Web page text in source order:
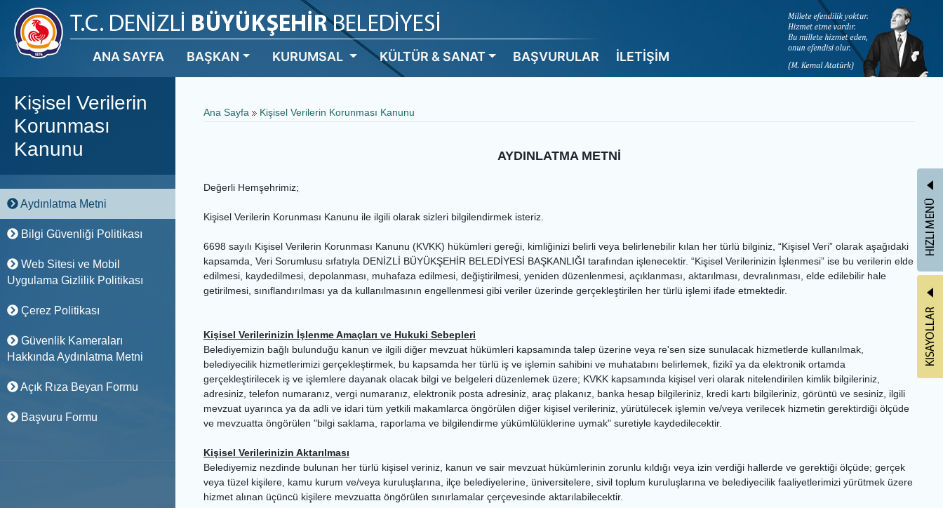
ANA SAYFA BAŞKAN KURUMSAL KÜLTÜR & SANAT BAŞVURULAR İLETİŞİM
Kişisel Verilerin
Korunması
Kanunu
Aydınlatma Metni
Bilgi Güvenliği Politikası
Web Sitesi ve Mobil
Uygulama Gizlilik Politikası
Çerez Politikası
Güvenlik Kameraları
Hakkında Aydınlatma Metni
Açık Rıza Beyan Formu
Başvuru Formu
Ana Sayfa Kişisel Verilerin Korunması Kanunu
AYDINLATMA METNİ
Değerli Hemşehrimiz;
Kişisel Verilerin Korunması Kanunu ile ilgili olarak sizleri bilgilendirmek isteriz.
6698 sayılı Kişisel Verilerin Korunması Kanunu (KVKK) hükümleri gereği, kimliğinizi belirli veya belirlenebilir kılan her türlü bilginiz, “Kişisel Veri” olarak aşağıdaki
kapsamda, Veri Sorumlusu sıfatıyla DENİZLİ BÜYÜKŞEHİR BELEDİYESİ BAŞKANLIĞI tarafından işlenecektir. “Kişisel Verilerinizin İşlenmesi” ise bu verilerin elde
edilmesi, kaydedilmesi, depolanması, muhafaza edilmesi, değiştirilmesi, yeniden düzenlenmesi, açıklanması, aktarılması, devralınması, elde edilebilir hale
getirilmesi, sınıflandırılması ya da kullanılmasının engellenmesi gibi veriler üzerinde gerçekleştirilen her türlü işlemi ifade etmektedir.
Kişisel Verilerinizin İşlenme Amaçları ve Hukuki Sebepleri
Belediyemizin bağlı bulunduğu kanun ve ilgili diğer mevzuat hükümleri kapsamında talep üzerine veya re'sen size sunulacak hizmetlerde kullanılmak,
belediyecilik hizmetlerimizi gerçekleştirmek, bu kapsamda her türlü iş ve işlemin sahibini ve muhatabını belirlemek, fizikî ya da elektronik ortamda
gerçekleştirilecek iş ve işlemlere dayanak olacak bilgi ve belgeleri düzenlemek üzere; KVKK kapsamında kişisel veri olarak nitelendirilen kimlik bilgileriniz,
adresiniz, telefon numaranız, vergi numaranız, elektronik posta adresiniz, araç plakanız, banka hesap bilgileriniz, kredi kartı bilgileriniz, görüntü ve sesiniz, ilgili
mevzuat uyarınca ya da adli ve idari tüm yetkili makamlarca öngörülen diğer kişisel verileriniz, yürütülecek işlemin ve/veya verilecek hizmetin gerektirdiği ölçüde
ve mevzuatta öngörülen "bilgi saklama, raporlama ve bilgilendirme yükümlülüklerine uymak" suretiyle kaydedilecektir.
Kişisel Verilerinizin Aktarılması
Belediyemiz nezdinde bulunan her türlü kişisel veriniz, kanun ve sair mevzuat hükümlerinin zorunlu kıldığı veya izin verdiği hallerde ve gerektiği ölçüde; gerçek
veya tüzel kişilere, kamu kurum ve/veya kuruluşlarına, ilçe belediyelerine, üniversitelere, sivil toplum kuruluşlarına ve belediyecilik faaliyetlerimizi yürütmek üzere
hizmet alınan üçüncü kişilere mevzuatta öngörülen sınırlamalar çerçevesinde aktarılabilecektir.